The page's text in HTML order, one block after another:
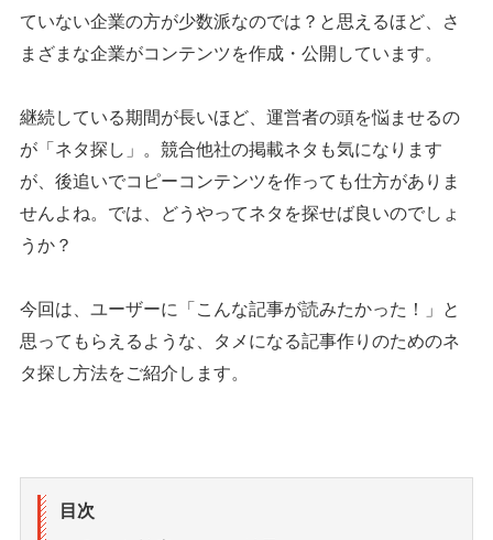
ていない企業の方が少数派なのでは？と思えるほど、さ
まざまな企業がコンテンツを作成・公開しています。
継続している期間が長いほど、運営者の頭を悩ませるの
が「ネタ探し」。競合他社の掲載ネタも気になります
が、後追いでコピーコンテンツを作っても仕方がありま
せんよね。では、どうやってネタを探せば良いのでしょ
うか？
今回は、ユーザーに「こんな記事が読みたかった！」と
思ってもらえるような、タメになる記事作りのためのネ
タ探し方法をご紹介します。
目次